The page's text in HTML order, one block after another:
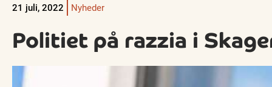
21 juli, 2022 Nyheder
Politiet på razzia i